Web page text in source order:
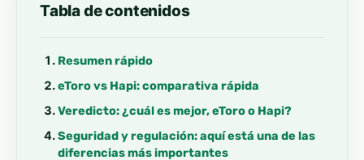
Tabla de contenidos
Resumen rápido
eToro vs Hapi: comparativa rápida
Veredicto: ¿cuál es mejor, eToro o Hapi?
Seguridad y regulación: aquí está una de las
diferencias más importantes